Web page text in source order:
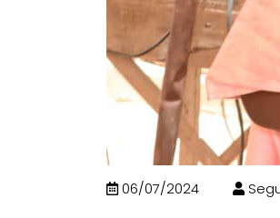
06/07/2024